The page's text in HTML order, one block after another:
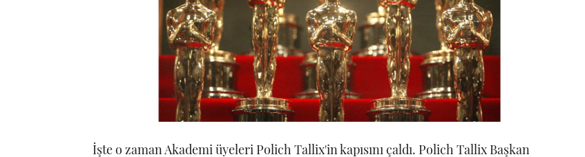
İşte o zaman Akademi üyeleri Polich Tallix'in kapısını çaldı. Polich Tallix Başkan